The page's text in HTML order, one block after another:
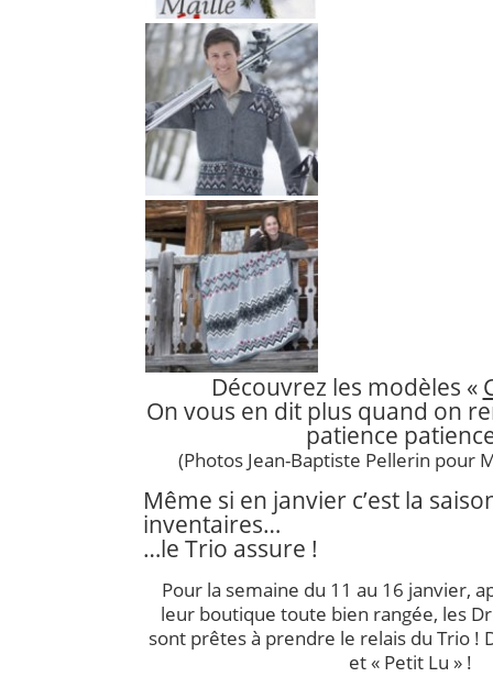
Découvrez les modèles «
On vous en dit plus quand on
patience
(Photos Jean-Baptiste Pellerin pour
Même si en janvier c’est la
inventaires…
…le Trio assure !
Pour la semaine du 11 au 16 janvier,
leur boutique toute bien rangée, les
sont prêtes à prendre le relais du Trio !
et « Petit Lu » !